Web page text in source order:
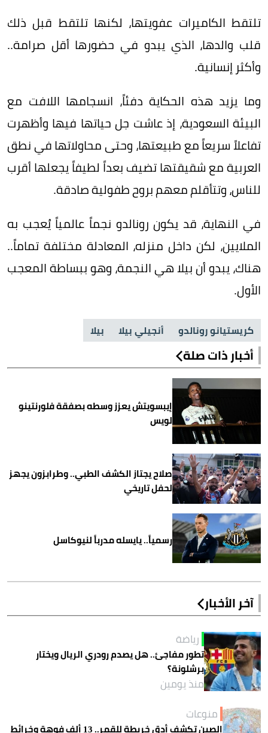
تلتقط الكاميرات عفويتها، لكنها تلتقط قبل ذلك
قلب والدها، الذي يبدو في حضورها أقل صرامة..
وأكثر إنسانية.
وما يزيد هذه الحكاية دفئاً، انسجامها اللافت مع
البيئة السعودية، إذ عاشت جل حياتها فيها وأظهرت
تفاعلاً سريعاً مع طبيعتها، وحتى محاولاتها في نطق
العربية مع شقيقتها تضيف بعداً لطيفاً يجعلها أقرب
للناس، وتتأقلم معهم بروح طفولية صادقة.
في النهاية، قد يكون رونالدو نجماً عالمياً يُعجب به
الملايين، لكن داخل منزله، المعادلة مختلفة تماماً..
هناك، يبدو أن بيلا هي النجمة، وهو ببساطة المعجب
الأول.
كريستيانو رونالدو أنجيلي بيلا بيلا
أخبار ذات صلة
إيبسويتش يعزز وسطه بصفقة فلورنتينو
لويس
صلاح يجتاز الكشف الطبي.. وطرابزون يجهز
لحفل تاريخي
رسمياً.. يايسله مدرباً لنيوكاسل
آخر الأخبار
رياضة
تطور مفاجئ.. هل يصدم رودري الريال ويختار
برشلونة؟
منذ يومين
منوعات
الصين تكشف أدق خريطة للقمر.. 13 ألف فوهة وخرائط